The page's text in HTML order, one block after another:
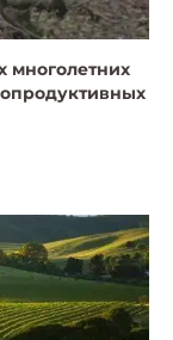
многолетних